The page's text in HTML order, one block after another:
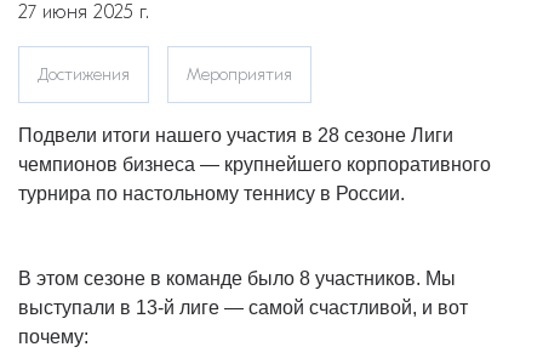
27 июня 2025 г.
Достижения Мероприятия
Подвели итоги нашего участия в 28 сезоне Лиги
чемпионов бизнеса — крупнейшего корпоративного
турнира по настольному теннису в России.
В этом сезоне в команде было 8 участников. Мы
выступали в 13-й лиге — самой счастливой, и вот
почему: